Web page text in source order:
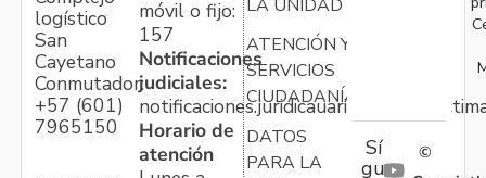
logístico
San
Cayetano
Conmutador:
+57 (601)
7965150
móvil o fijo:
157
Notificaciones
judiciales:
Horario de
atención
LA UNIDAD
ATENCIÓN Y
SERVICIOS
CIUDADANÍA
DATOS
PARA LA
Sí
gu
©